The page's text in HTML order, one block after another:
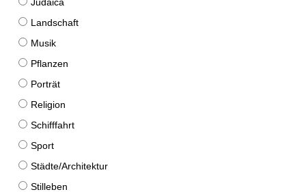
Landschaft
Musik
Pflanzen
Porträt
Religion
Schifffahrt
Sport
Städte/Architektur
Stilleben